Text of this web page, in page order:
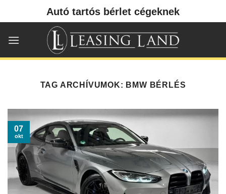
Autó tartós bérlet cégeknek
TAG ARCHÍVUMOK: BMW BÉRLÉS
07
okt